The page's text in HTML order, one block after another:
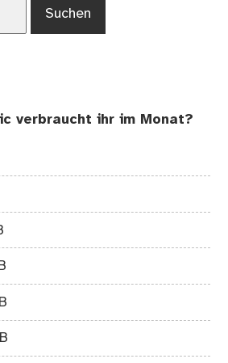
verbraucht ihr im Monat?